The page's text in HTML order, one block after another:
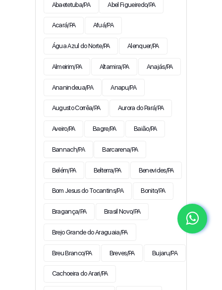
Abaetetuba/PA Abel Figueiredo/PA
Acará/PA Afuá/PA
Água Azul do Norte/PA Alenquer/PA
Almeirim/PA Altamira/PA Anajás/PA
Ananindeua/PA Anapu/PA
Augusto Corrêa/PA Aurora do Pará/PA
Aveiro/PA Bagre/PA Baião/PA
Bannach/PA Barcarena/PA
Belém/PA Belterra/PA Benevides/PA
Bom Jesus do Tocantins/PA Bonito/PA
Bragança/PA Brasil Novo/PA
Brejo Grande do Araguaia/PA
Breu Branco/PA Breves/PA Bujaru/PA
Cachoeira do Arari/PA